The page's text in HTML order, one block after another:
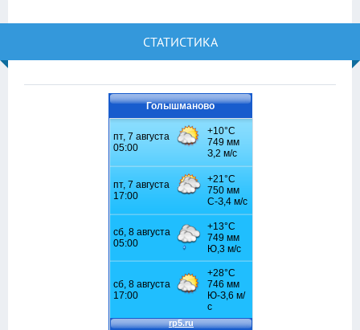
СТАТИСТИКА
Голышманово